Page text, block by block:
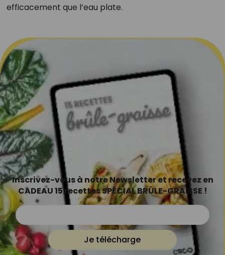
efficacement que l’eau plate.
Inscrivez-vous à notre Newsletter et recevez en
CADEAU 15 recettes SPÉCIAL BRÛLE-GRAISSE !
Je télécharge